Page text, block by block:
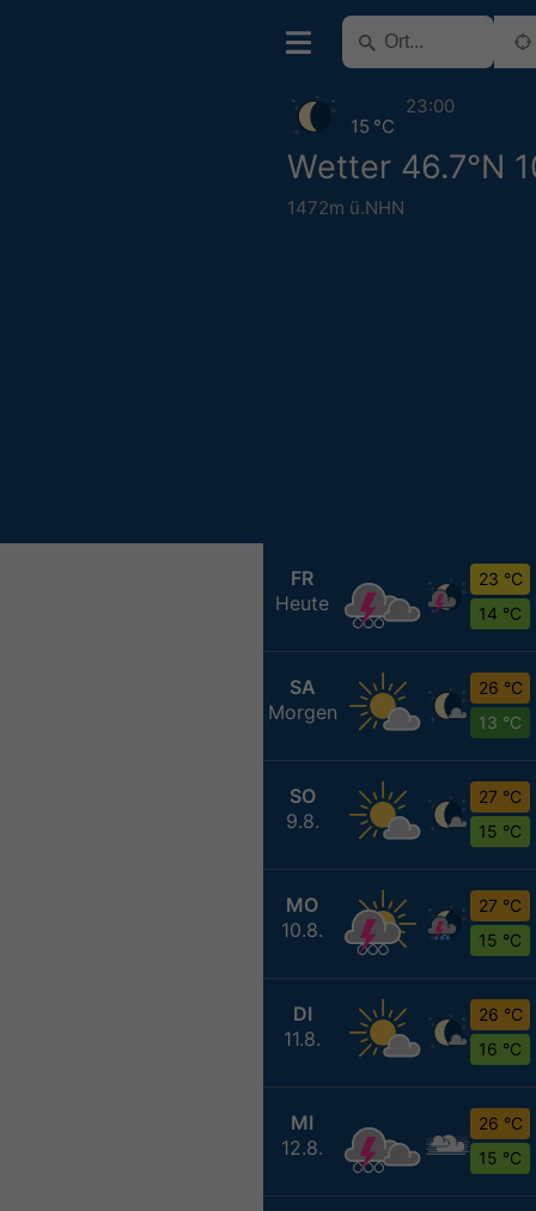
Wetter 46.7°N
1472m ü.NHN
15 °C
23:00
FR
Heute
23 °C
14 °C
SA
Morgen
26 °C
13 °C
SO
9.8.
27 °C
15 °C
MO
10.8.
27 °C
15 °C
DI
11.8.
26 °C
16 °C
MI
12.8.
26 °C
15 °C